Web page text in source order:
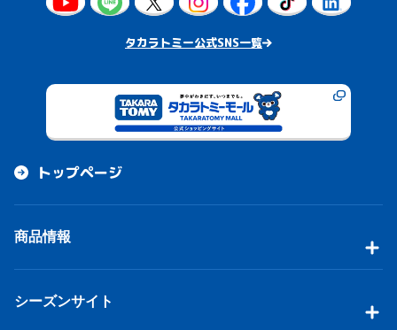
タカラトミー公式SNS一覧
トップページ
商品情報
シーズンサイト